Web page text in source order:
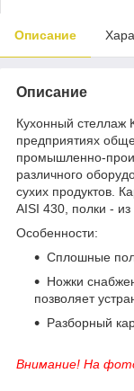
Описание
Описание
Кухонный стеллаж
предприятиях
промышленно-
различного
сухих продуктов.
AISI 430, полки -
Особенности:
Сплошные
Ножки
позволяет
Разборный
Внимание! На фото